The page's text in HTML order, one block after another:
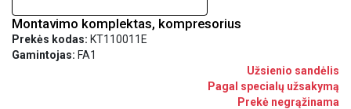
Montavimo komplektas, kompresorius
Prekės kodas: KT110011E
Gamintojas: FA1
Užsienio sandėlis
Pagal specialų užsakymą
Prekė negrąžinama